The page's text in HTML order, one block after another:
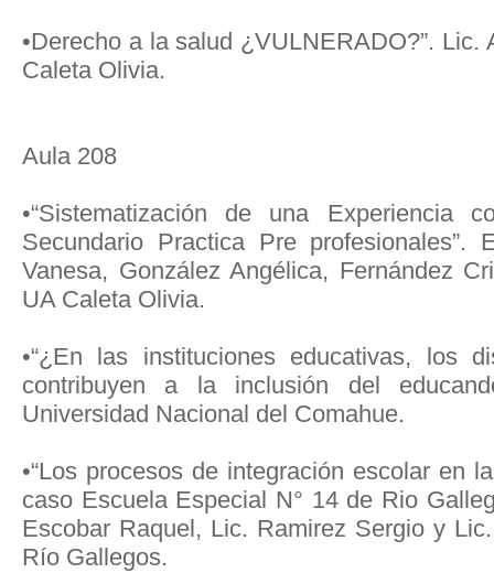
•Derecho a la salud ¿VULNERADO?”.
Caleta Olivia.
Aula 208
•“Sistematización de una Experiencia
Secundario Practica Pre profesionales”.
Vanesa, González Angélica, Fernández
UA Caleta Olivia.
•“¿En las instituciones educativas, los
contribuyen a la inclusión del
Universidad Nacional del Comahue.
•“Los procesos de integración escolar en
caso Escuela Especial N° 14 de Rio
Escobar Raquel, Lic. Ramirez Sergio y
Río Gallegos.